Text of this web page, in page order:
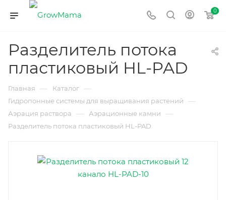
0
Разделитель потока
пластиковый HL-PAD
Главная — Каталог —
Гидропонные системы для выращивания растений —
Аэрация раствора — Аэрационные камни —
Разделитель потока пластиковый HL-PAD